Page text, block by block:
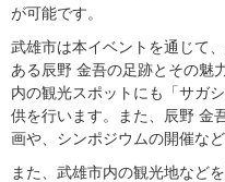
が可能です。
武雄市は本イベントを通じて
ある辰野 金吾の足跡とその魅
内の観光スポットにも「サガ
供を行います。また、辰野 金
画や、シンポジウムの開催など
また、武雄市内の観光地など